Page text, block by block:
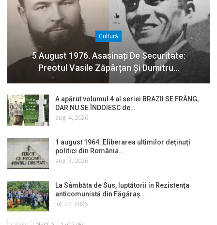
Cultură
5 August 1976. Asasinați De Securitate:
Preotul Vasile Zăpârțan Și Dumitru…
A apărut volumul 4 al seriei BRAZII SE FRÂNG,
DAR NU SE ÎNDOIESC de…
aug. 4, 2026
1 august 1964. Eliberarea ultimilor deținuți
politici din România…
aug. 3, 2026
La Sâmbăta de Sus, luptătorii în Rezistența
anticomunistă din Făgăraș…
iul. 27, 2026